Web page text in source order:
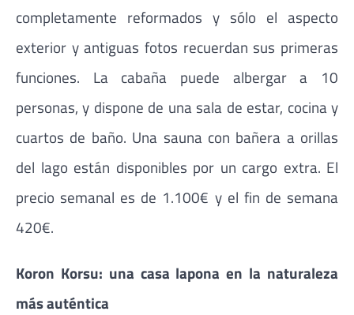
completamente reformados y sólo el aspecto
exterior y antiguas fotos recuerdan sus primeras
funciones. La cabaña puede albergar a 10
personas, y dispone de una sala de estar, cocina y
cuartos de baño. Una sauna con bañera a orillas
del lago están disponibles por un cargo extra. El
precio semanal es de 1.100€ y el fin de semana
420€.
Koron Korsu: una casa lapona en la naturaleza
más auténtica